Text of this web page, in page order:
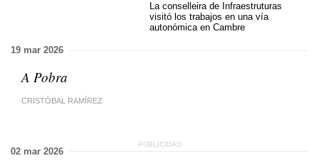
La conselleira de Infraestruturas
visitó los trabajos en una vía
autonómica en Cambre
19 mar 2026
A Pobra
CRISTÓBAL RAMÍREZ
02 mar 2026